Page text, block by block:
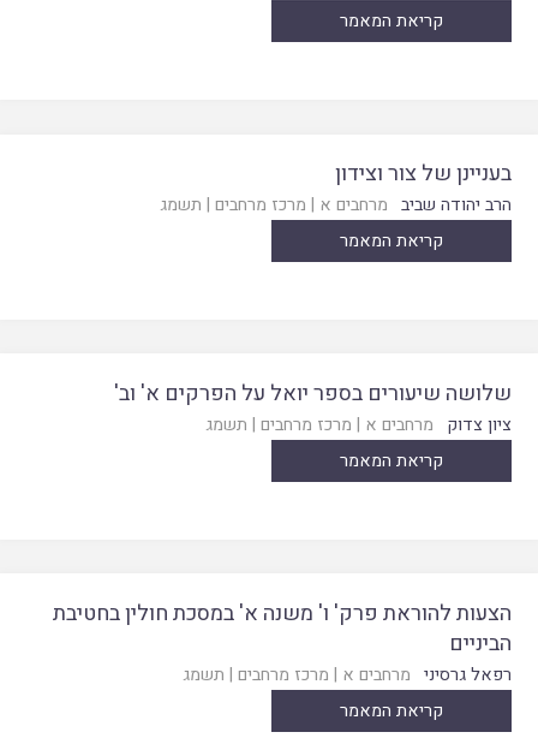
קריאת המאמר
בעניינן של צור וצידון
הרב יהודה שביב מרחבים א | מרכז מרחבים | תשמג
קריאת המאמר
שלושה שיעורים בספר יואל על הפרקים א' וב'
ציון צדוק מרחבים א | מרכז מרחבים | תשמג
קריאת המאמר
הצעות להוראת פרק' ו' משנה א' במסכת חולין בחטיבת
הביניים
רפאל גרסיני מרחבים א | מרכז מרחבים | תשמג
קריאת המאמר